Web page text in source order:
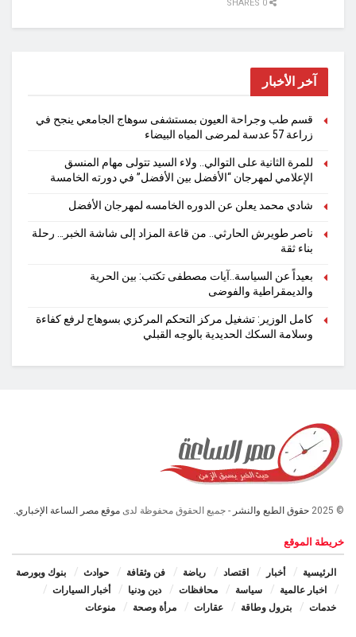
آخر الأخبار
قسم طب وجراحة العيون بمستشفى سوهاج الجامعي ينجح في
زراعة 57 عدسة لمرضى المياه البيضاء
للمرة الثانية على التوالي.. ولاء السيد تتولى مهام المنسق
الإعلامي لمهرجان “الأفضل بين الأفضل” في دورته الخامسة
شادي محمد يعلن عن الدوره الخامسه لمهرجان الأفضل
ناصر طويرش الحارثي.. من قاعة المزاد إلى شاشة الخبر… رحلة
بناء ثقة
بعيداً عن السياسة..آيات مصطفى تكتب: بين الحرية
والديمقراطية والفوضى
كامل الوزير: تشغيل مركز التحكم المركزي بسوهاج لرفع كفاءة
وسلامة السكك الحديدية بالوجه القبلي
© 2025 حقوق الطبع والنشر - جميع الحقوق محفوظة لدى موقع مصر الساعة الإخباري.
خريطة الموقع
الرئيسية أخبار اقتصاد رياضة فن وثقافة حوادث
بنوك وبورصة
اخبار عالمية
سياسة محافظات دين ودنيا
أخبار السيارات
خدمات
بترول وطاقة عقارات مرأة وصحة منوعات